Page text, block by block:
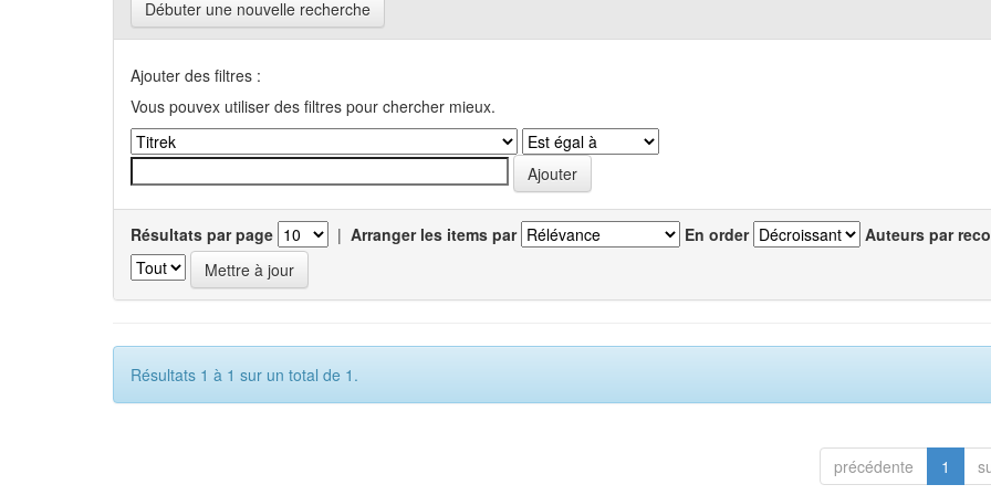
Débuter une nouvelle recherche
Ajouter des filtres :
Vous pouvex utiliser des filtres pour chercher mieux.
Résultats par page | Arranger les items par En order Auteurs par
Résultats 1 à 1 sur un total de 1.
précédente 1